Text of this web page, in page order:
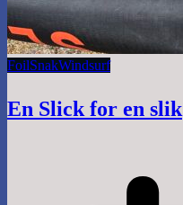
FoilSnakWindsurf
En Slick for en slik